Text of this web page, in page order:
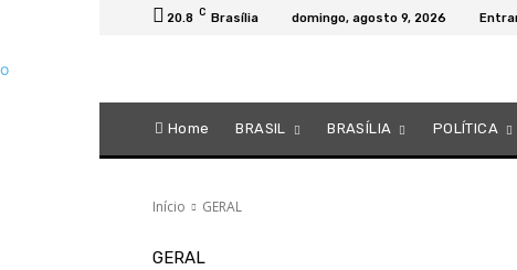
20.8 C Brasília domingo, agosto 9, 2026
Home BRASIL BRASÍLIA POLÍTICA
Início GERAL
GERAL